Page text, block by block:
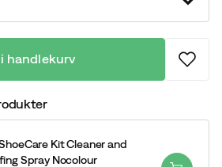
i handlekurv
Kit Cleaner and
Spray Nocolour